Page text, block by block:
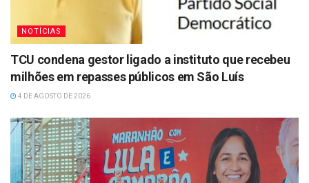
NOTÍCIAS
TCU condena gestor ligado a instituto que recebeu
milhões em repasses públicos em São Luís
4 DE AGOSTO DE 2026